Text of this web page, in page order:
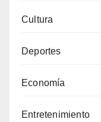
Cultura
Deportes
Economía
Entretenimiento